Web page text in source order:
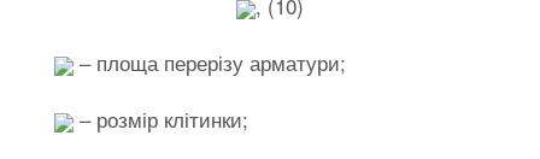
– площа перерізу арматури;
– розмір клітинки;